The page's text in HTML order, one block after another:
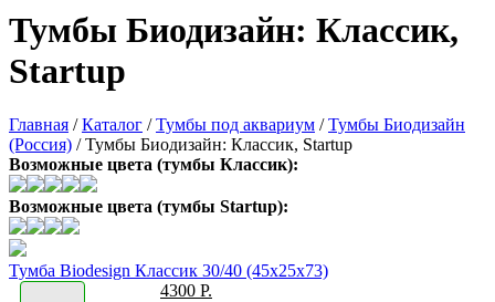
Тумбы Биодизайн: Классик,
Startup
Главная /Каталог /Тумбы под аквариум /Тумбы Биодизайн
(Россия) /Тумбы Биодизайн: Классик, Startup
Возможные цвета (тумбы Классик):
Возможные цвета (тумбы Startup):
Тумба Biodesign Классик 30/40 (45х25х73)
4300 Р.